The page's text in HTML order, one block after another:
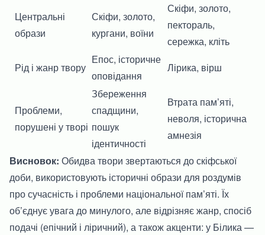
Центральні
образи
Скіфи, золото,
кургани, воїни
Скіфи, золото,
пектораль,
сережка, кліть
Рід і жанр твору
Епос, історичне
оповідання
Лірика, вірш
Проблеми,
порушені у творі
Збереження
спадщини,
пошук
ідентичності
Втрата пам’яті,
неволя, історична
амнезія
Висновок: Обидва твори звертаються до скіфської
доби, використовують історичні образи для роздумів
про сучасність і проблеми національної пам’яті. Їх
об’єднує увага до минулого, але відрізняє жанр, спосіб
подачі (епічний і ліричний), а також акценти: у Білика —